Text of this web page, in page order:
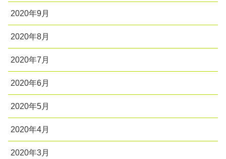
2020年9月
2020年8月
2020年7月
2020年6月
2020年5月
2020年4月
2020年3月